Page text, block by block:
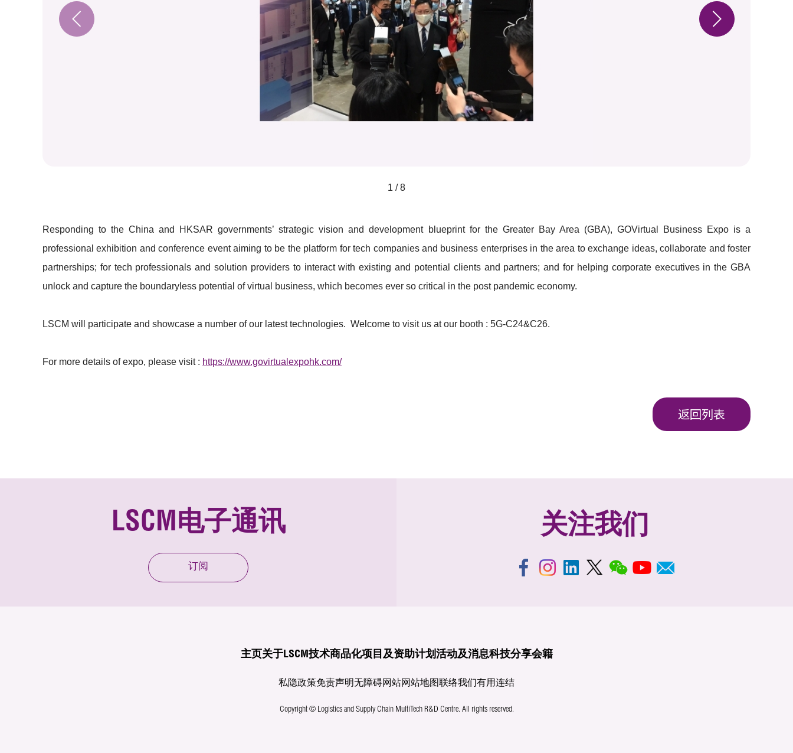
1 / 8
Responding to the China and HKSAR governments’ strategic vision and development blueprint for the Greater Bay Area (GBA), GOVirtual Business Expo is a
professional exhibition and conference event aiming to be the platform for tech companies and business enterprises in the area to exchange ideas, collaborate and foster
partnerships; for tech professionals and solution providers to interact with existing and potential clients and partners; and for helping corporate executives in the GBA
unlock and capture the boundaryless potential of virtual business, which becomes ever so critical in the post pandemic economy.
LSCM will participate and showcase a number of our latest technologies. Welcome to visit us at our booth : 5G-C24&C26.
For more details of expo, please visit : https://www.govirtualexpohk.com/
返回列表
LSCM电子通讯
订阅
关注我们
主页关于LSCM技术商品化项目及资助计划活动及消息科技分享会籍
私隐政策免责声明无障碍网站网站地图联络我们有用连结
Copyright © Logistics and Supply Chain MultiTech R&D Centre. All rights reserved.